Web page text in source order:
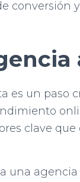
conversión
es un paso
clave
una